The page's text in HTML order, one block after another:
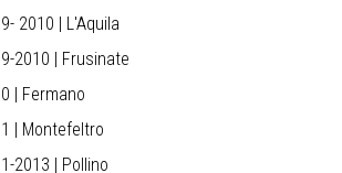
2010 | L'Aquila
2010 | Frusinate
| Fermano
| Montefeltro
2013 | Pollino